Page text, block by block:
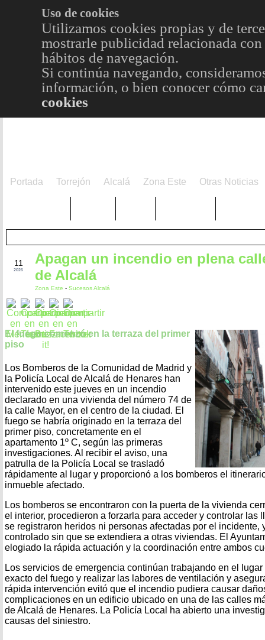
Uso de cookies
Utilizamos cookies propias y de
mostrarle publicidad relacionada
hábitos de navegación.
Si continúa navegando,
información, o bien conocer cómo
cookies
Portada Torrejón Alcalá Zona Este Otras Noticias
11
2026
Apagan un incendio en plena
de Alcalá
Zona Este - Sucesos Alcalá
El fuego comenzó en la terraza del primer
piso
Los Bomberos de la Comunidad de Madrid y
la Policía Local de Alcalá de Henares han
intervenido este jueves en un incendio
declarado en una vivienda del número 74 de
la calle Mayor, en el centro de la ciudad. El
fuego se habría originado en la terraza del
primer piso, concretamente en el
apartamento 1º C, según las primeras
investigaciones. Al recibir el aviso, una
patrulla de la Policía Local se trasladó
rápidamente al lugar y proporcionó a los bomberos el
inmueble afectado.
Los bomberos se encontraron con la puerta de la vivienda
el interior, procedieron a forzarla para acceder y controlar las
se registraron heridos ni personas afectadas por el incidente,
controlado sin que se extendiera a otras viviendas. El
elogiado la rápida actuación y la coordinación entre ambos
Los servicios de emergencia continúan trabajando en el
exacto del fuego y realizar las labores de ventilación y
rápida intervención evitó que el incendio pudiera causar
complicaciones en un edificio ubicado en una de las calles
de Alcalá de Henares. La Policía Local ha abierto una
causas del siniestro.